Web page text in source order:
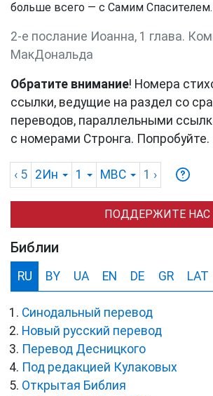
больше всего — с Самим
2-е послание Иоанна, 1 глава.
МакДональда
Обратите внимание! Номера
ссылки, ведущие на раздел со
переводов, параллельными
с номерами Стронга. Попробуйте.
‹ 5 2Ин 1 MBC 1 ›
ПОДДЕРЖИТЕ НАС
Библии
RU BY UA EN DE GR LAT
Синодальный перевод
Новый русский перевод
Перевод Десницкого
Под редакцией Кулаковых
Открытая Библия